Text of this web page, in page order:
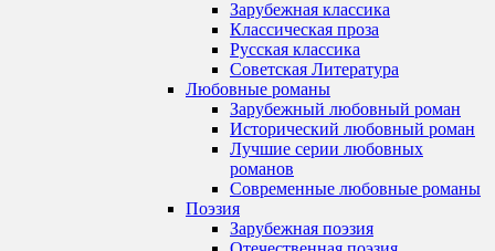
Зарубежная классика
Классическая проза
Русская классика
Советская Литература
Любовные романы
Зарубежный любовный роман
Исторический любовный роман
Лучшие серии любовных
романов
Современные любовные романы
Поэзия
Зарубежная поэзия